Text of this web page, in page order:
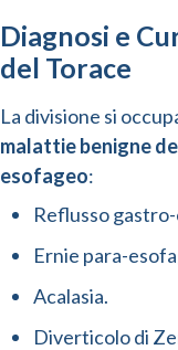
Diagnosi e
del Torace
La divisione si
malattie benigne
esofageo:
Reflusso
Ernie para-
Acalasia.
Diverticolo di